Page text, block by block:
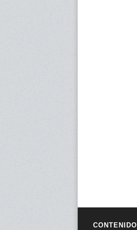
CONTENIDO